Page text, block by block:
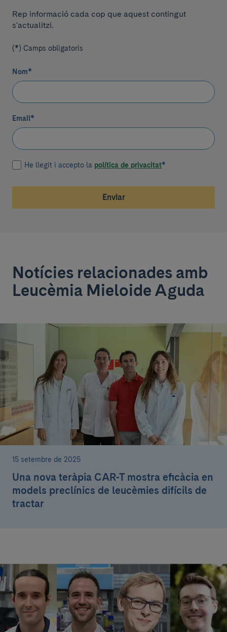
Rep informació cada cop que aquest contingut
s'actualitzi.
(*) Camps obligatoris
Nom*
Email*
He llegit i accepto la política de privacitat*
Enviar
Notícies relacionades amb
Leucèmia Mieloide Aguda
15 setembre de 2025
Una nova teràpia CAR-T mostra eficàcia en
models preclínics de leucèmies difícils de
tractar